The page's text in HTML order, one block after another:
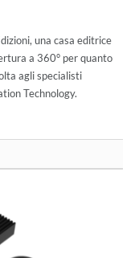
una casa editrice
a 360° per quanto
agli specialisti
Technology.